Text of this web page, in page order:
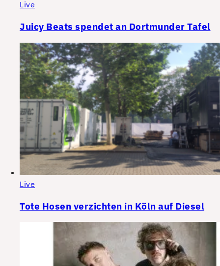
Live
Juicy Beats spendet an Dortmunder Tafel
Live
Tote Hosen verzichten in Köln auf Diesel